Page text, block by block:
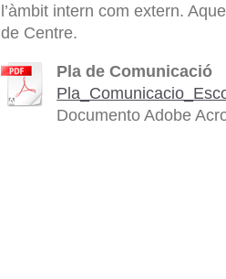
l’àmbit intern com extern.
de Centre.
Pla de Comunicació
Documento Adobe